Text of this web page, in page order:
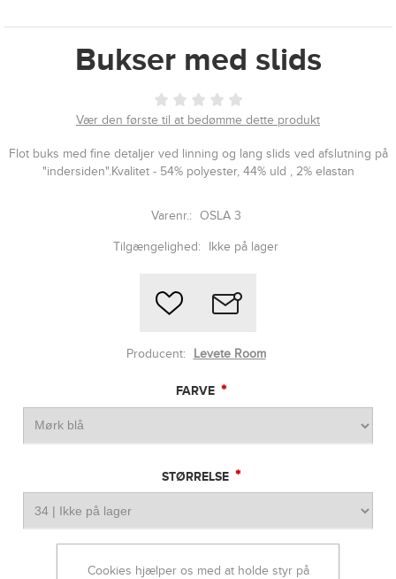
Bukser med slids
Vær den første til at bedømme dette produkt
Flot buks med fine detaljer ved linning og lang slids ved afslutning på
"indersiden".Kvalitet - 54% polyester, 44% uld , 2% elastan
Varenr.: OSLA 3
Tilgængelighed: Ikke på lager
Producent: Levete Room
FARVE *
STØRRELSE *
899,95 DKK
Cookies hjælper os med at holde styr på